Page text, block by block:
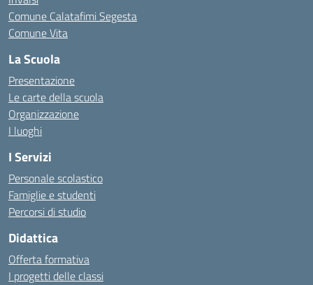
Comune Calatafimi Segesta
Comune Vita
La Scuola
Presentazione
Le carte della scuola
Organizzazione
I luoghi
I Servizi
Personale scolastico
Famiglie e studenti
Percorsi di studio
Didattica
Offerta formativa
I progetti delle classi